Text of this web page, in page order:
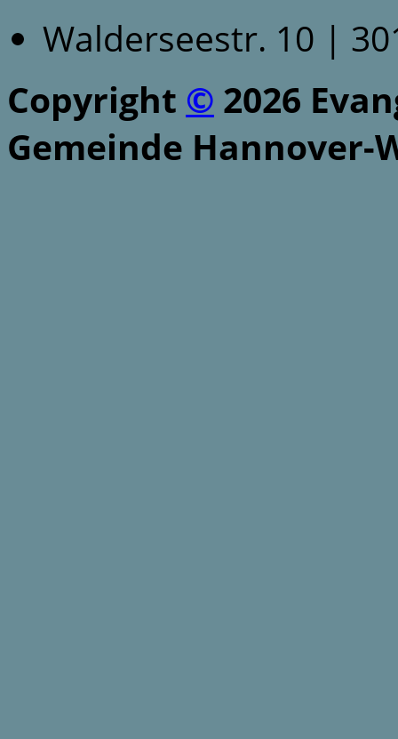
Walderseestr. 10 |
Copyright © 2026
Gemeinde Hannover-